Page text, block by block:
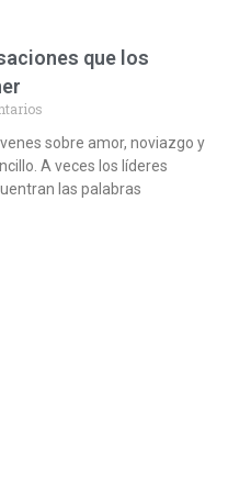
que los
sobre amor, noviazgo y
A veces los líderes
las palabras